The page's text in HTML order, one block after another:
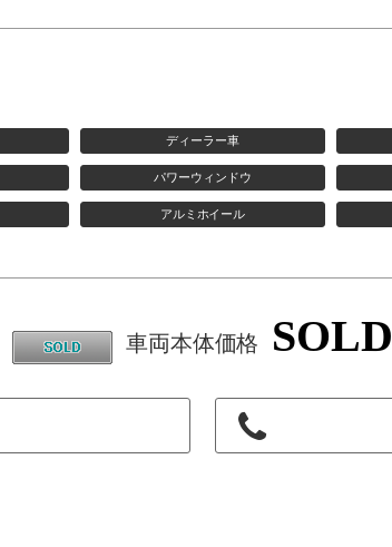
ディーラー車
パワーウィンドウ
アルミホイール
車両本体価格 SOLD